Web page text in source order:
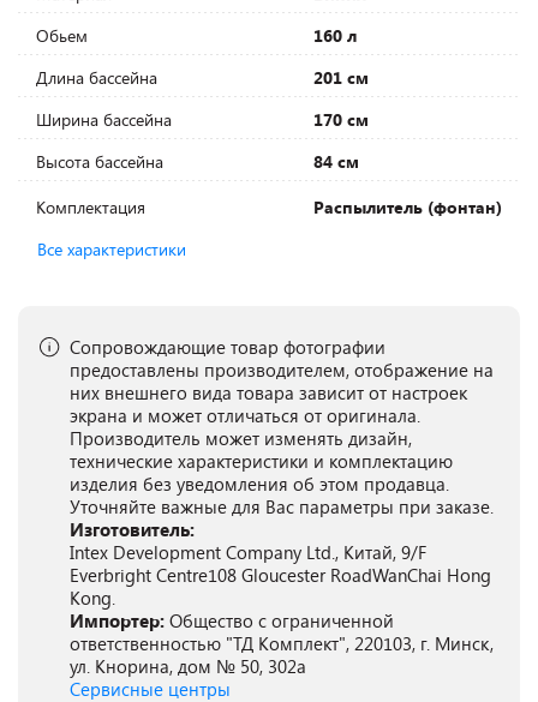
Обьем
160 л
Длина бассейна
201 см
Ширина бассейна
170 см
Высота бассейна
84 см
Комплектация
Распылитель (фонтан)
Все характеристики
Сопровождающие товар фотографии
предоставлены производителем, отображение на
них внешнего вида товара зависит от настроек
экрана и может отличаться от оригинала.
Производитель может изменять дизайн,
технические характеристики и комплектацию
изделия без уведомления об этом продавца.
Уточняйте важные для Вас параметры при заказе.
Изготовитель:
Intex Development Company Ltd., Китай, 9/F
Everbright Centre108 Gloucester RoadWanChai Hong
Kong.
Импортер: Общество с ограниченной
ответственностью "ТД Комплект", 220103, г. Минск,
ул. Кнорина, дом № 50, 302а
Сервисные центры